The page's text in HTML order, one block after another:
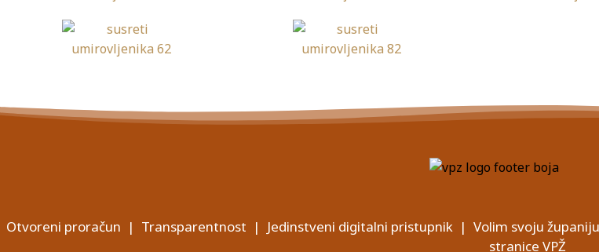
Otvoreni proračun | Transparentnost | Jedinstveni digitalni pristupnik| Volim svoju županiju
stranice VPŽ